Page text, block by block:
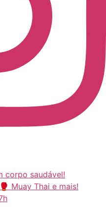
corpo saudável!
|🥊 Muay Thai e mais!